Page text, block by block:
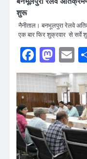
शुरू
नैनीताल। बनभूलपुरा रेलवे
एक बार फिर शुक्रवार से सर्वे